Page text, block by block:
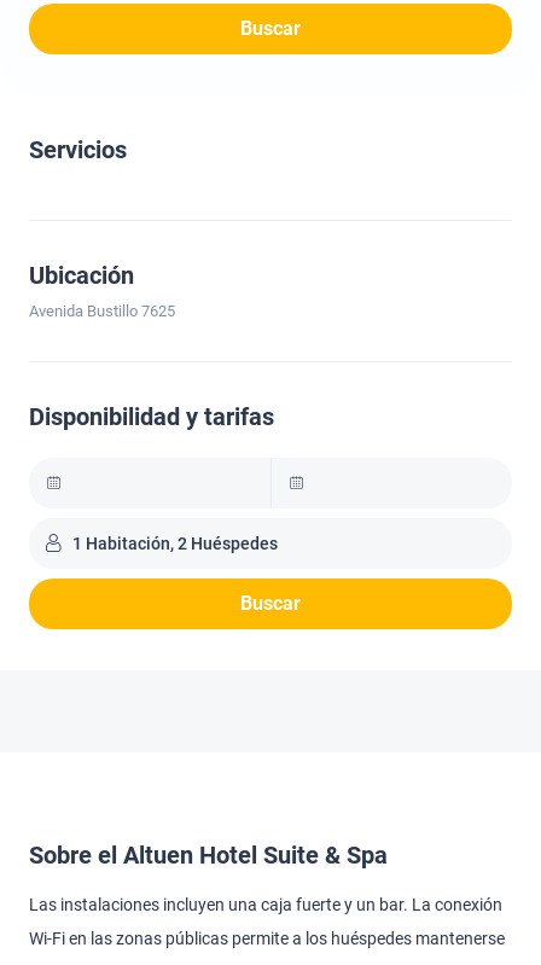
Buscar
Servicios
Ubicación
Avenida Bustillo 7625
Disponibilidad y tarifas
1 Habitación, 2 Huéspedes
Buscar
Sobre el Altuen Hotel Suite & Spa
Las instalaciones incluyen una caja fuerte y un bar. La conexión
Wi-Fi en las zonas públicas permite a los huéspedes mantenerse